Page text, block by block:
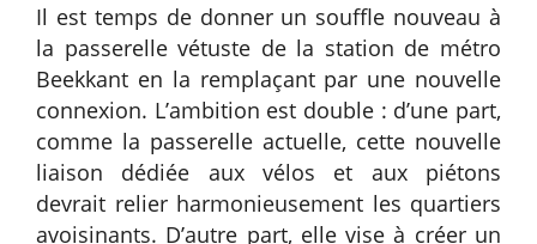
Il est temps de donner un souffle nouveau à
la passerelle vétuste de la station de métro
Beekkant en la remplaçant par une nouvelle
connexion. L’ambition est double : d’une part,
comme la passerelle actuelle, cette nouvelle
liaison dédiée aux vélos et aux piétons
devrait relier harmonieusement les quartiers
avoisinants. D’autre part, elle vise à créer un